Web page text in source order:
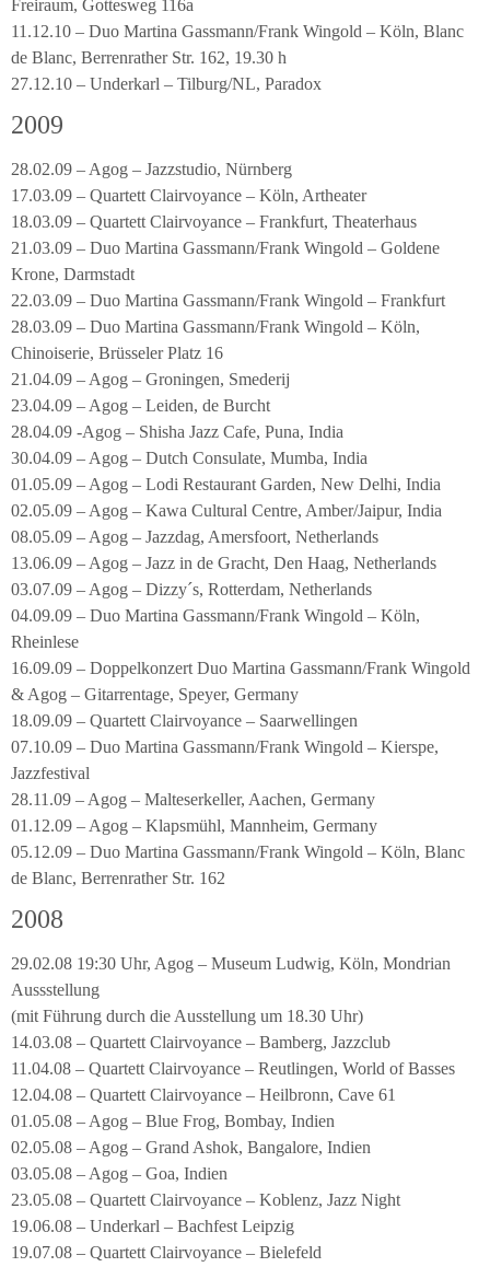
Freiraum, Gottesweg 116a
11.12.10 – Duo Martina Gassmann/Frank Wingold – Köln, Blanc
de Blanc, Berrenrather Str. 162, 19.30 h
27.12.10 – Underkarl – Tilburg/NL, Paradox
2009
28.02.09 – Agog – Jazzstudio, Nürnberg
17.03.09 – Quartett Clairvoyance – Köln, Artheater
18.03.09 – Quartett Clairvoyance – Frankfurt, Theaterhaus
21.03.09 – Duo Martina Gassmann/Frank Wingold – Goldene
Krone, Darmstadt
22.03.09 – Duo Martina Gassmann/Frank Wingold – Frankfurt
28.03.09 – Duo Martina Gassmann/Frank Wingold – Köln,
Chinoiserie, Brüsseler Platz 16
21.04.09 – Agog – Groningen, Smederij
23.04.09 – Agog – Leiden, de Burcht
28.04.09 -Agog – Shisha Jazz Cafe, Puna, India
30.04.09 – Agog – Dutch Consulate, Mumba, India
01.05.09 – Agog – Lodi Restaurant Garden, New Delhi, India
02.05.09 – Agog – Kawa Cultural Centre, Amber/Jaipur, India
08.05.09 – Agog – Jazzdag, Amersfoort, Netherlands
13.06.09 – Agog – Jazz in de Gracht, Den Haag, Netherlands
03.07.09 – Agog – Dizzy´s, Rotterdam, Netherlands
04.09.09 – Duo Martina Gassmann/Frank Wingold – Köln,
Rheinlese
16.09.09 – Doppelkonzert Duo Martina Gassmann/Frank Wingold
& Agog – Gitarrentage, Speyer, Germany
18.09.09 – Quartett Clairvoyance – Saarwellingen
07.10.09 – Duo Martina Gassmann/Frank Wingold – Kierspe,
Jazzfestival
28.11.09 – Agog – Malteserkeller, Aachen, Germany
01.12.09 – Agog – Klapsmühl, Mannheim, Germany
05.12.09 – Duo Martina Gassmann/Frank Wingold – Köln, Blanc
de Blanc, Berrenrather Str. 162
2008
29.02.08 19:30 Uhr, Agog – Museum Ludwig, Köln, Mondrian
Aussstellung
(mit Führung durch die Ausstellung um 18.30 Uhr)
14.03.08 – Quartett Clairvoyance – Bamberg, Jazzclub
11.04.08 – Quartett Clairvoyance – Reutlingen, World of Basses
12.04.08 – Quartett Clairvoyance – Heilbronn, Cave 61
01.05.08 – Agog – Blue Frog, Bombay, Indien
02.05.08 – Agog – Grand Ashok, Bangalore, Indien
03.05.08 – Agog – Goa, Indien
23.05.08 – Quartett Clairvoyance – Koblenz, Jazz Night
19.06.08 – Underkarl – Bachfest Leipzig
19.07.08 – Quartett Clairvoyance – Bielefeld